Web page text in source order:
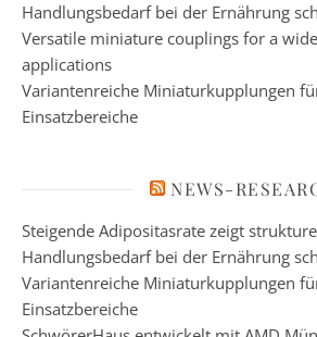
Handlungsbedarf bei der Ernährung
Versatile miniature couplings for a
applications
Variantenreiche Miniaturkupplungen
Einsatzbereiche
NEWS-
Steigende Adipositasrate zeigt
Handlungsbedarf bei der Ernährung
Variantenreiche Miniaturkupplungen
Einsatzbereiche